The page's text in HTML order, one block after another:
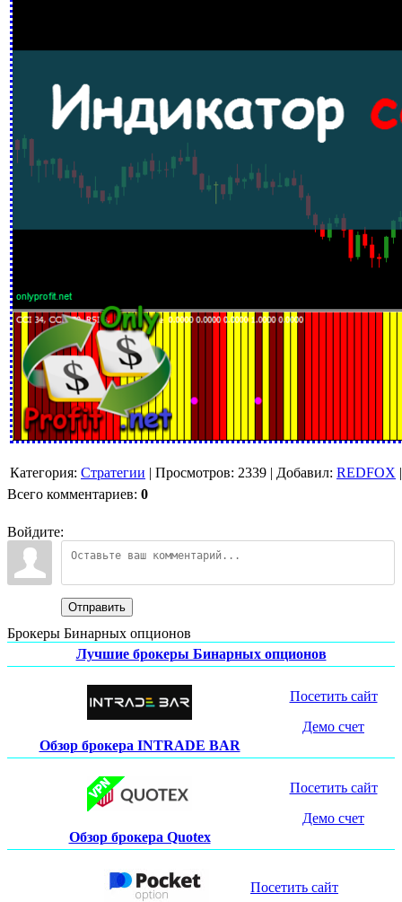
Категория: Стратегии | Просмотров: 2339 | Добавил: REDFOX
Всего комментариев: 0
Войдите:
Отправить
Брокеры Бинарных опционов
Лучшие брокеры Бинарных опционов
Обзор брокера INTRADE BAR
Посетить сайт
Демо счет
Обзор брокера Quotex
Посетить сайт
Демо счет
Посетить сайт